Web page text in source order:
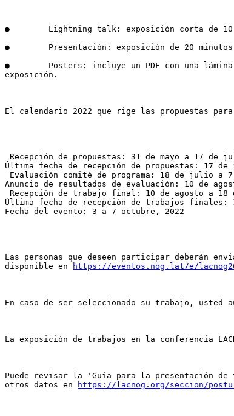
●        Lightning talk: exposición corta de 10
●        Presentación: exposición de 20 minutos
●        Posters: incluye un PDF con una
exposición.
El calendario 2022 que rige las propuestas
Última fecha de recepción de propuestas: 17
Anuncio de resultados de evaluación: 10 de
Última fecha de recepción de trabajos finales:
Fecha del evento: 3 a 7 octubre, 2022
Las personas que deseen participar deberán
disponible en
https://eventos.nog.lat/e/
En caso de ser seleccionado su trabajo, usted
La exposición de trabajos en la conferencia
Puede revisar la 'Guía para la presentación
otros datos en
https://lacnog.org/seccion/